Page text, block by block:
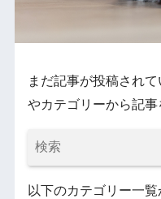
まだ記事が投稿され
やカテゴリーから記事
以下のカテゴリー一